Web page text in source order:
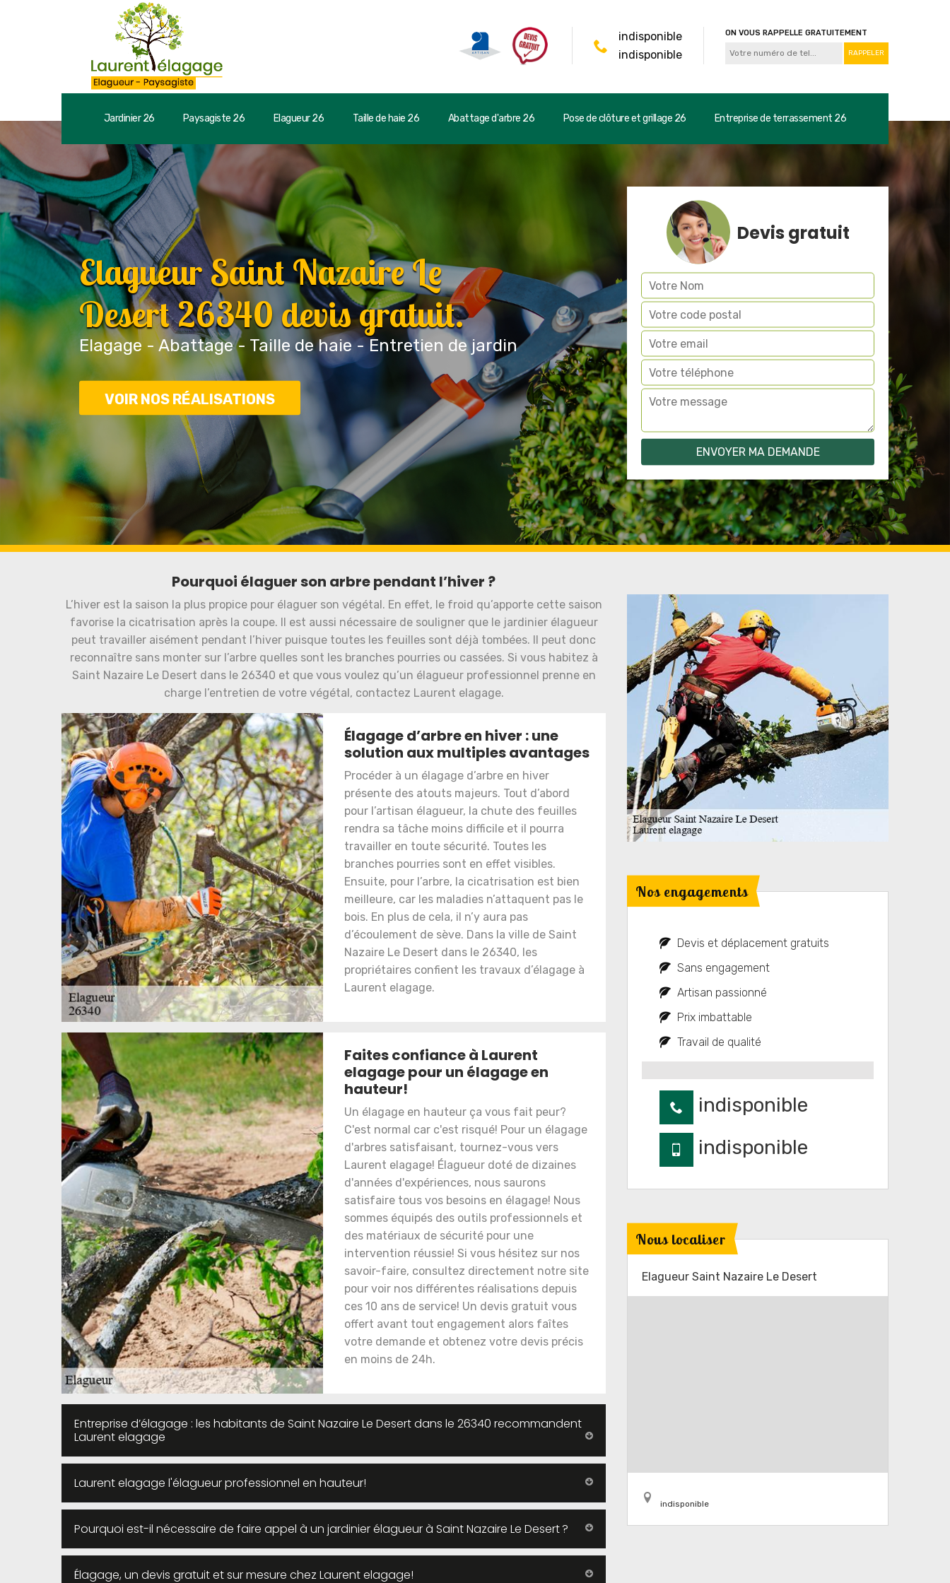
indisponible
indisponible
ON VOUS RAPPELLE GRATUITEMENT
Jardinier 26 Paysagiste 26 Elagueur 26 Taille de haie 26 Abattage d'arbre 26 Pose de clôture et grillage 26 Entreprise de terrassement 26
Elagueur Saint Nazaire Le
Desert 26340 devis gratuit.
Elagage - Abattage - Taille de haie - Entretien de jardin
VOIR NOS RÉALISATIONS
Devis gratuit
Pourquoi élaguer son arbre pendant l’hiver ?
L’hiver est la saison la plus propice pour élaguer son végétal. En effet, le froid qu’apporte cette saison
favorise la cicatrisation après la coupe. Il est aussi nécessaire de souligner que le jardinier élagueur
peut travailler aisément pendant l’hiver puisque toutes les feuilles sont déjà tombées. Il peut donc
reconnaître sans monter sur l’arbre quelles sont les branches pourries ou cassées. Si vous habitez à
Saint Nazaire Le Desert dans le 26340 et que vous voulez qu’un élagueur professionnel prenne en
charge l’entretien de votre végétal, contactez Laurent elagage.
Élagage d’arbre en hiver : une
solution aux multiples avantages
Procéder à un élagage d’arbre en hiver
présente des atouts majeurs. Tout d’abord
pour l’artisan élagueur, la chute des feuilles
rendra sa tâche moins difficile et il pourra
travailler en toute sécurité. Toutes les
branches pourries sont en effet visibles.
Ensuite, pour l’arbre, la cicatrisation est bien
meilleure, car les maladies n’attaquent pas le
bois. En plus de cela, il n’y aura pas
d’écoulement de sève. Dans la ville de Saint
Nazaire Le Desert dans le 26340, les
propriétaires confient les travaux d’élagage à
Laurent elagage.
Faites confiance à Laurent
elagage pour un élagage en
hauteur!
Un élagage en hauteur ça vous fait peur?
C'est normal car c'est risqué! Pour un élagage
d'arbres satisfaisant, tournez-vous vers
Laurent elagage! Élagueur doté de dizaines
d'années d'expériences, nous saurons
satisfaire tous vos besoins en élagage! Nous
sommes équipés des outils professionnels et
des matériaux de sécurité pour une
intervention réussie! Si vous hésitez sur nos
savoir-faire, consultez directement notre site
pour voir nos différentes réalisations depuis
ces 10 ans de service! Un devis gratuit vous
offert avant tout engagement alors faîtes
votre demande et obtenez votre devis précis
en moins de 24h.
Entreprise d’élagage : les habitants de Saint Nazaire Le Desert dans le 26340 recommandent
Laurent elagage
Laurent elagage l'élagueur professionnel en hauteur!
Pourquoi est-il nécessaire de faire appel à un jardinier élagueur à Saint Nazaire Le Desert ?
Élagage, un devis gratuit et sur mesure chez Laurent elagage!
Nos engagements
Devis et déplacement gratuits
Sans engagement
Artisan passionné
Prix imbattable
Travail de qualité
indisponible
indisponible
Nous localiser
Elagueur Saint Nazaire Le Desert
indisponible